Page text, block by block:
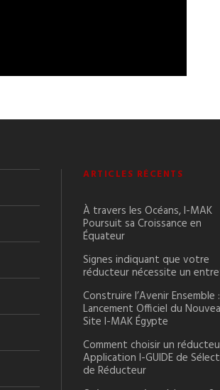
ARTICLES RÉCENTS
À travers les Océans, I-MAK
Poursuit sa Croissance en
Équateur
Signes indiquant que votre
réducteur nécessite un
Construire l’Avenir Ensemble :
Lancement Officiel du
Site I-MAK Égypte
Comment choisir un
Application I-GUIDE de
de Réducteur